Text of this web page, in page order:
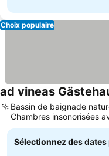
Choix populaire
ad vineas
Bassin de baignade
Chambres insonorisées
vignobles
Sélectionnez des